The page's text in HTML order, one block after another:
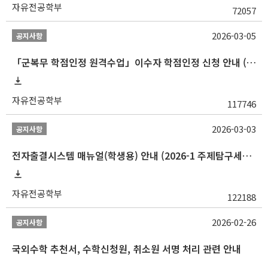
자유전공학부 72057
공지사항
「군복무 학점인정 원격수업」이수자 학점인정 신청 안내 (2025-2 이전 군복무 원격수업 수강자 필독)
자유전공학부 117746
2026-03-05
공지사항
전자출결시스템 매뉴얼(학생용) 안내 (2026-1 주제탐구세미나 1 (001 분반) 등)
자유전공학부 122188
2026-03-03
공지사항
국외수학 추천서, 수학신청원, 취소원 서명 처리 관련 안내
2026-02-26